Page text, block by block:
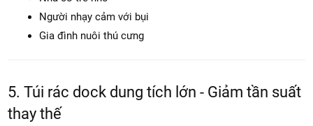
Phấn hoa
Bào tử nấm
Nhà có trẻ nhỏ
Người nhạy cảm với bụi